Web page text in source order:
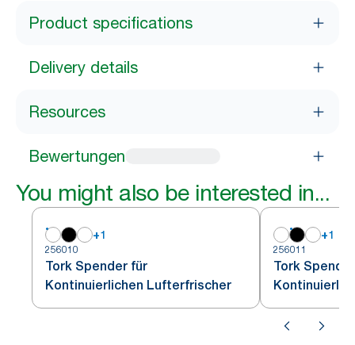
Product specifications
Delivery details
Resources
Bewertungen
You might also be interested in...
+1
256010
Tork Spender für
Kontinuierlichen Lufterfrischer
+1
256011
Tork